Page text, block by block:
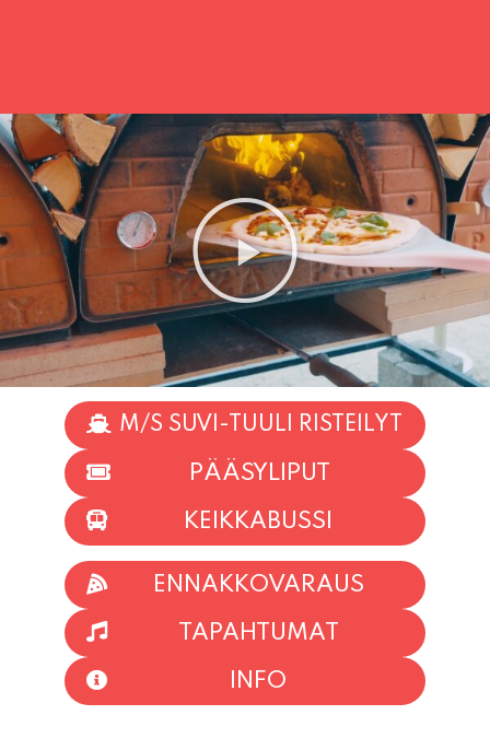
M/S SUVI-TUULI RISTEILYT
PÄÄSYLIPUT
KEIKKABUSSI
ENNAKKOVARAUS
TAPAHTUMAT
INFO